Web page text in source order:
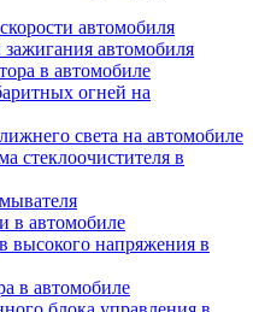
автомобиля
автомобиля
в автомобиле
огней на
света на автомобиле
стеклоочистителя в
в автомобиле
высокого напряжения в
в автомобиле